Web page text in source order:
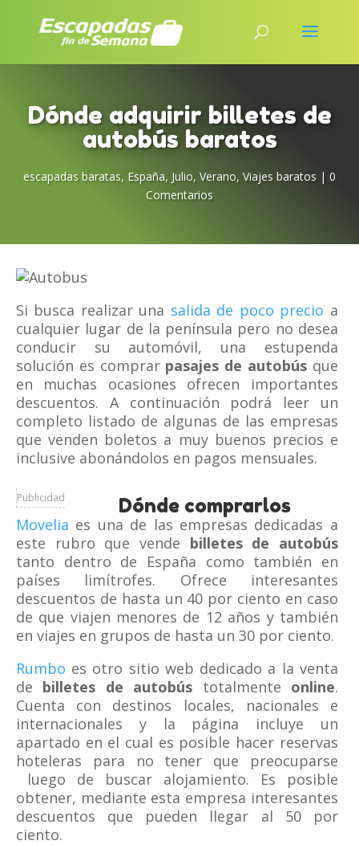
Dónde adquirir billetes de
autobús baratos
escapadas baratas, España, Julio, Verano, Viajes baratos | 0
Comentarios
Si busca realizar una salida de poco precio a
cualquier lugar de la península pero no desea
conducir su automóvil, una estupenda
solución es comprarpasajes de autobús que
en muchas ocasiones ofrecen importantes
descuentos. A continuación podrá leer un
completo listado de algunas de las empresas
que venden boletos a muy buenos precios e
inclusive abonándolos en pagos mensuales.
Publicidad Dónde comprarlos
Movelia es una de las empresas dedicadas a
este rubro que vende billetes de autobús
tanto dentro de España como también en
países limítrofes. Ofrece interesantes
descuentos de hasta un 40 por ciento en caso
de que viajen menores de 12 años y también
en viajes en grupos de hasta un 30 por ciento.
Rumbo es otro sitio web dedicado a la venta
de billetes de autobús totalmente online.
Cuenta con destinos locales, nacionales e
internacionales y la página incluye un
apartado en el cual es posible hacer reservas
hoteleras para no tener que preocuparse
luego de buscar alojamiento. Es posible
obtener, mediante esta empresa interesantes
descuentos que pueden llegar al 50 por
ciento.